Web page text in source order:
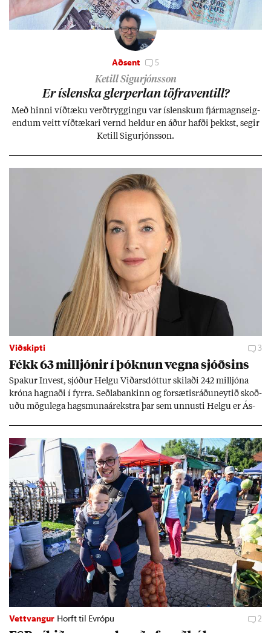
Aðsent 5
Ketill Sigurjónsson
Er ís­lenska glerperl­an töfra­ventill?
Með hinni víð­tæku verð­trygg­ingu var ís­lensk­um fjár­magns­eig­
end­um veitt víð­tæk­ari vernd held­ur en áð­ur hafði þekkst, seg­ir
Ketill Sig­ur­jóns­son.
Viðskipti 3
Fékk 63 millj­ón­ir í þókn­un vegna sjóðs­ins
Spak­ur In­vest, sjóð­ur Helgu Við­ars­dótt­ur skil­aði 242 millj­óna
króna hagn­aði í fyrra. Seðla­bank­inn og for­sæt­is­ráðu­neyt­ið skoð­
uðu mögu­lega hags­muna­árekstra þar sem unnusti Helgu er Ás­
Vettvangur Horft til Evrópu 2